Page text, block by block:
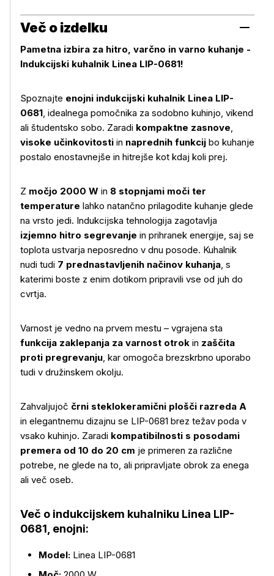
Več o izdelku
Več o izdelku
Pametna izbira za hitro, varčno in varno kuhanje -
Indukcijski kuhalnik Linea LIP-0681!
Spoznajte enojni indukcijski kuhalnik Linea LIP-
0681, idealnega pomočnika za sodobno kuhinjo, vikend
ali študentsko sobo. Zaradi kompaktne zasnove,
visoke učinkovitosti in naprednih funkcij bo kuhanje
postalo enostavnejše in hitrejše kot kdaj koli prej.
Z močjo 2000 W in 8 stopnjami moči ter
temperature lahko natančno prilagodite kuhanje glede
na vrsto jedi. Indukcijska tehnologija zagotavlja
izjemno hitro segrevanje in prihranek energije, saj se
toplota ustvarja neposredno v dnu posode. Kuhalnik
nudi tudi 7 prednastavljenih načinov kuhanja, s
katerimi boste z enim dotikom pripravili vse od juh do
cvrtja.
Varnost je vedno na prvem mestu – vgrajena sta
funkcija zaklepanja za varnost otrok in zaščita
proti pregrevanju, kar omogoča brezskrbno uporabo
tudi v družinskem okolju.
Zahvaljujoč črni steklokeramični plošči razreda A
in elegantnemu dizajnu se LIP-0681 brez težav poda v
vsako kuhinjo. Zaradi kompatibilnosti s posodami
premera od 10 do 20 cm je primeren za različne
potrebe, ne glede na to, ali pripravljate obrok za enega
ali več oseb.
Več o indukcijskem kuhalniku Linea LIP-
0681, enojni:
Model: Linea LIP-0681